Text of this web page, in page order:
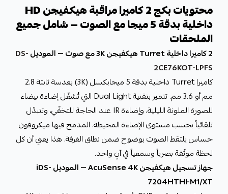
محتويات بكج 2 كاميرا مراقبة هيكفيجن HD
داخلية بدقة 5 ميجا مع الصوت — شامل جميع
الملحقات
2 كاميرا داخلية Turret هيكفيجن 3K مع صوت — الموديل
DS-
2CE76KOT-LPFS
كاميرا Turret داخلية بدقة 5 ميجابكسل (3K) بعدسة ثابتة 2.8
مم أو 3.6 مم. تتميز بتقنية Dual Light التي تُشغّل إضاءة بيضاء
للصورة الملونة الليلية، وإضاءة IR عند الحاجة للتخفّي، وتتبدّل
تلقائياً بحسب مستوى الإضاءة المحيطة. المدمج فيها ميكروفون
حساس يلتقط الصوت بوضوح ضمن نطاق الغرفة. هذا يعني أن كل
لحظة موثّقة بصرياً وسمعياً في آنٍ واحد.
جهاز تسجيل هيكفيجن AcuSense 4K — الموديل iDS-
7204HTHI-M1/XT